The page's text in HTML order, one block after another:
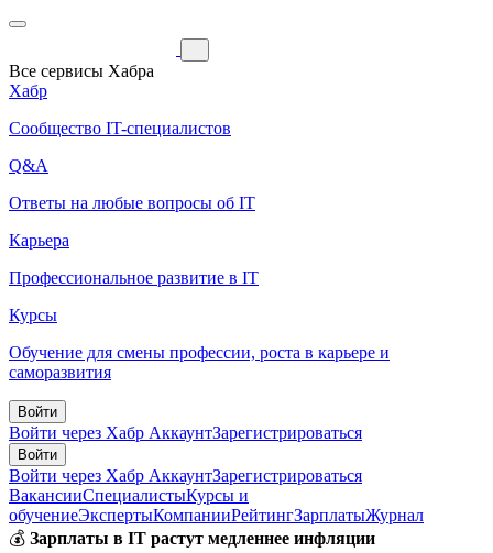
Все сервисы Хабра
Хабр
Сообщество IT-специалистов
Q&A
Ответы на любые вопросы об IT
Карьера
Профессиональное развитие в IT
Курсы
Обучение для смены профессии, роста в карьере и
саморазвития
Войти
Войти через Хабр АккаунтЗарегистрироваться
Войти
Войти через Хабр АккаунтЗарегистрироваться
ВакансииСпециалистыКурсы и
обучениеЭкспертыКомпанииРейтингЗарплатыЖурнал
💰 Зарплаты в IT растут медленнее инфляции